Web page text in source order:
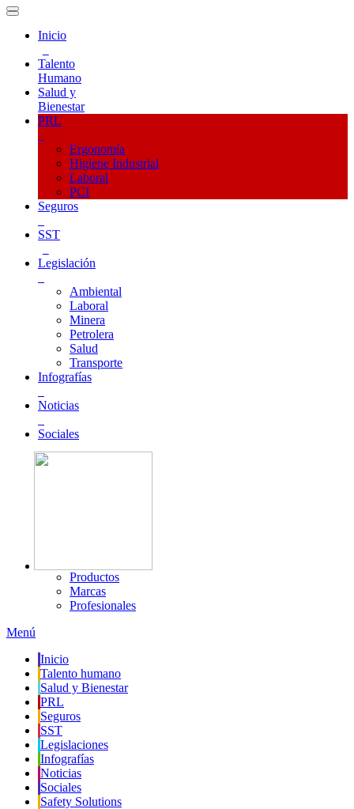
Inicio
Talento
Humano
Salud y
Bienestar
PRL
Ergonomía
Higiene Industrial
Laboral
PCI
Seguros
SST
Legislación
Ambiental
Laboral
Minera
Petrolera
Salud
Transporte
Infografías
Noticias
Sociales
Productos
Marcas
Profesionales
Menú
Inicio
Talento humano
Salud y Bienestar
PRL
Seguros
SST
Legislaciones
Infografías
Noticias
Sociales
Safety Solutions